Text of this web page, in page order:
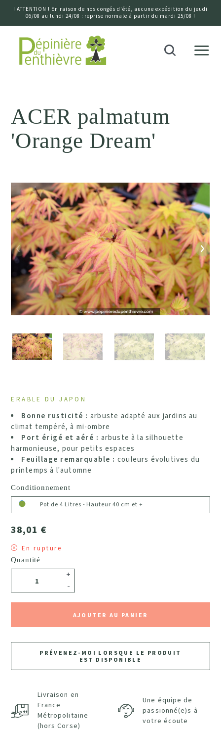
! ATTENTION ! En raison de nos congés d'été, aucune expédition du jeudi
06/08 au lundi 24/08 : reprise normale à partir du mardi 25/08 !
Accueil
Précédent
ACER palmatum
'Orange Dream'
ERABLE DU JAPON
Bonne rusticité : arbuste adapté aux jardins au
climat tempéré, à mi-ombre
Port érigé et aéré : arbuste à la silhouette
harmonieuse, pour petits espaces
Feuillage remarquable : couleurs évolutives du
printemps à l'automne
Conditionnement
Pot de 4 Litres - Hauteur 40 cm et +
38,01 €
Quantité
-
+
AJOUTER AU PANIER
En rupture
PRÉVENEZ-MOI LORSQUE LE PRODUIT
EST DISPONIBLE
Livraison en
France
Métropolitaine
(hors Corse)
Une équipe de
passionné(e)s à
votre écoute